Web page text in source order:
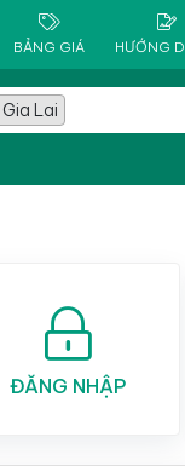
BẢNG GIÁ HƯỚNG
Gia Lai
ĐĂNG NHẬP